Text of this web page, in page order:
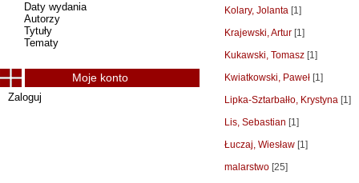
Kolary, Jolanta [1]
Krajewski, Artur [1]
Kukawski, Tomasz [1]
Kwiatkowski, Paweł [1]
Lipka-Sztarbałło, Krystyna [1]
Lis, Sebastian [1]
Łuczaj, Wiesław [1]
malarstwo [25]
Daty wydania
Autorzy
Tytuły
Tematy
Moje konto
Zaloguj